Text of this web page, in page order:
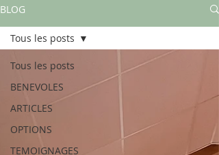
BLOG
Tous les posts
BENEVOLES
ARTICLES
OPTIONS
TEMOIGNAGES
Tous les posts